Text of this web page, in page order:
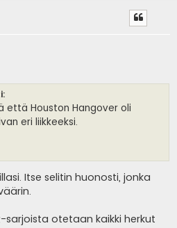
että Houston Hangover oli
eri liikkeeksi.
Itse selitin huonosti, jonka
sarjoista otetaan kaikki herkut